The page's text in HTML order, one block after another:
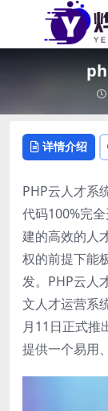
详情介绍
PHP云人才系
代码100%完
建的高效的人
权的前提下能
发。PHP云人
文人才运营系
月11日正式推
提供一个易用